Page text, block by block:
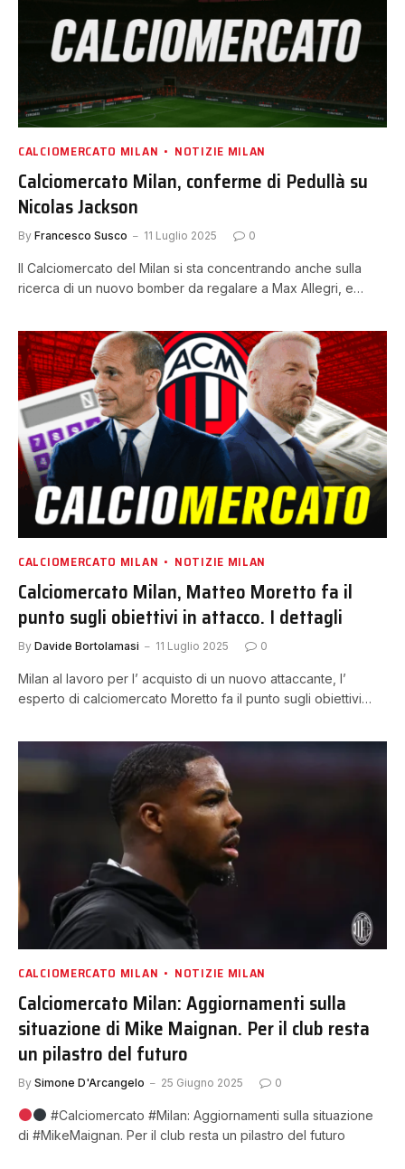
CALCIOMERCATO MILAN NOTIZIE MILAN
Calciomercato Milan, conferme di Pedullà su
Nicolas Jackson
By Francesco Susco 11 Luglio 2025 0
Il Calciomercato del Milan si sta concentrando anche sulla
ricerca di un nuovo bomber da regalare a Max Allegri, e…
CALCIOMERCATO MILAN NOTIZIE MILAN
Calciomercato Milan, Matteo Moretto fa il
punto sugli obiettivi in attacco. I dettagli
By Davide Bortolamasi 11 Luglio 2025 0
Milan al lavoro per l’ acquisto di un nuovo attaccante, l’
esperto di calciomercato Moretto fa il punto sugli obiettivi…
CALCIOMERCATO MILAN NOTIZIE MILAN
Calciomercato Milan: Aggiornamenti sulla
situazione di Mike Maignan. Per il club resta
un pilastro del futuro
By Simone D'Arcangelo 25 Giugno 2025 0
#Calciomercato #Milan: Aggiornamenti sulla situazione
di #MikeMaignan. Per il club resta un pilastro del futuro